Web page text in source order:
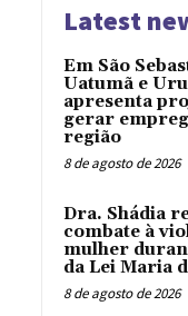
Latest
Em São
Uatumã e
apresenta
gerar
região
8 de agosto de 2026
Dra. Shádia
combate à
mulher
da Lei Maria
8 de agosto de 2026